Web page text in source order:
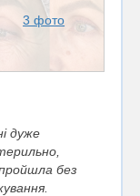
3 фото
дуже
без